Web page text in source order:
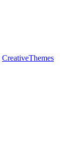
CreativeThemes